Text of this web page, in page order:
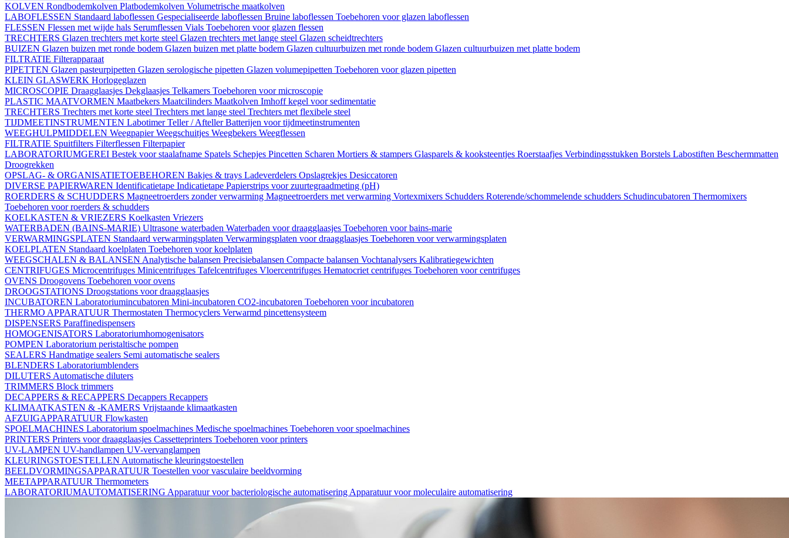
KOLVEN Rondbodemkolven Platbodemkolven Volumetrische maatkolven
LABOFLESSEN Standaard laboflessen Gespecialiseerde laboflessen Bruine laboflessen Toebehoren voor glazen laboflessen
FLESSEN Flessen met wijde hals Serumflessen Vials Toebehoren voor glazen flessen
TRECHTERS Glazen trechters met korte steel Glazen trechters met lange steel Glazen scheidtrechters
BUIZEN Glazen buizen met ronde bodem Glazen buizen met platte bodem Glazen cultuurbuizen met ronde bodem Glazen cultuurbuizen met platte bodem
FILTRATIE Filterapparaat
PIPETTEN Glazen pasteurpipetten Glazen serologische pipetten Glazen volumepipetten Toebehoren voor glazen pipetten
KLEIN GLASWERK Horlogeglazen
MICROSCOPIE Draagglaasjes Dekglaasjes Telkamers Toebehoren voor microscopie
PLASTIC MAATVORMEN Maatbekers Maatcilinders Maatkolven Imhoff kegel voor sedimentatie
TRECHTERS Trechters met korte steel Trechters met lange steel Trechters met flexibele steel
TIJDMEETINSTRUMENTEN LabotimerTeller / AftellerBatterijen voor tijdmeetinstrumenten
WEEGHULPMIDDELEN WeegpapierWeegschuitjes Weegbekers Weegflessen
FILTRATIE Spuitfilters Filterflessen Filterpapier
LABORATORIUMGEREI Bestek voor staalafname Spatels Schepjes Pincetten Scharen Mortiers & stampers Glasparels & kooksteentjes Roerstaafjes Verbindingsstukken Borstels Labostiften Beschermmatten
Droogrekken
OPSLAG- & ORGANISATIETOEBEHOREN Bakjes & trays Ladeverdelers Opslagrekjes Desiccatoren
DIVERSE PAPIERWAREN Identificatietape Indicatietape Papierstrips voor zuurtegraadmeting (pH)
ROERDERS & SCHUDDERS Magneetroerders zonder verwarming Magneetroerders met verwarming Vortexmixers Schudders Roterende/schommelende schudders Schudincubatoren Thermomixers
Toebehoren voor roerders & schudders
KOELKASTEN & VRIEZERS Koelkasten Vriezers
WATERBADEN (BAINS-MARIE) Ultrasone waterbaden Waterbaden voor draagglaasjes Toebehoren voor bains-marie
VERWARMINGSPLATEN Standaard verwarmingsplaten Verwarmingsplaten voor draagglaasjes Toebehoren voor verwarmingsplaten
KOELPLATEN Standaard koelplaten Toebehoren voor koelplaten
WEEGSCHALEN & BALANSEN Analytische balansen Precisiebalansen Compacte balansen Vochtanalysers Kalibratiegewichten
CENTRIFUGES Microcentrifuges Minicentrifuges Tafelcentrifuges Vloercentrifuges Hematocriet centrifuges Toebehoren voor centrifuges
OVENS Droogovens Toebehoren voor ovens
DROOGSTATIONS Droogstations voor draagglaasjes
INCUBATOREN Laboratoriumincubatoren Mini-incubatoren CO2-incubatoren Toebehoren voor incubatoren
THERMO APPARATUUR Thermostaten Thermocyclers Verwarmd pincettensysteem
DISPENSERS Paraffinedispensers
HOMOGENISATORS Laboratoriumhomogenisators
POMPEN Laboratorium peristaltische pompen
SEALERS Handmatige sealers Semi automatische sealers
BLENDERS Laboratoriumblenders
DILUTERS Automatische diluters
TRIMMERS Block trimmers
DECAPPERS & RECAPPERS Decappers Recappers
KLIMAATKASTEN & -KAMERS Vrijstaande klimaatkasten
AFZUIGAPPARATUUR Flowkasten
SPOELMACHINES Laboratorium spoelmachines Medische spoelmachines Toebehoren voor spoelmachines
PRINTERS Printers voor draagglaasjes Cassetteprinters Toebehoren voor printers
UV-LAMPEN UV-handlampen UV-vervanglampen
KLEURINGSTOESTELLEN Automatische kleuringstoestellen
BEELDVORMINGSAPPARATUUR Toestellen voor vasculaire beeldvorming
MEETAPPARATUUR Thermometers
LABORATORIUMAUTOMATISERING Apparatuur voor bacteriologische automatisering Apparatuur voor moleculaire automatisering